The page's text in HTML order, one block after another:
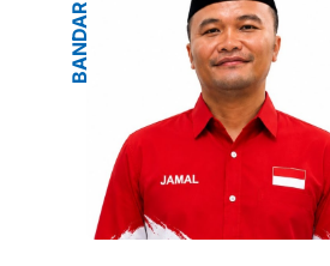
B
A
N
D
A
R
L
A
M
P
U
N